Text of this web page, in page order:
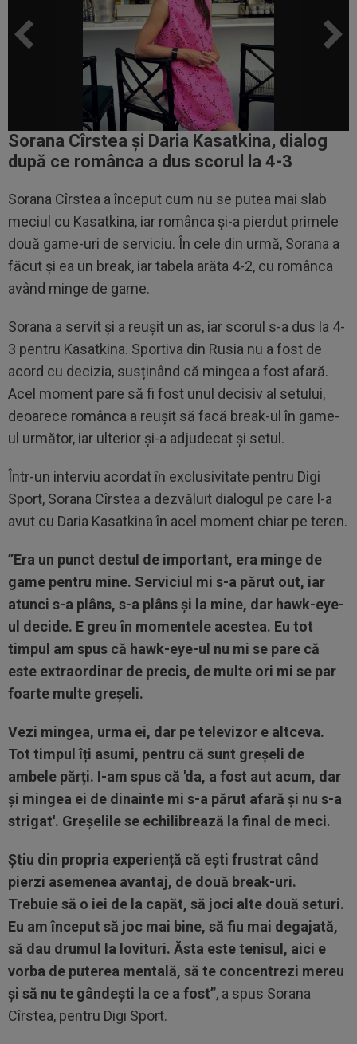
Sorana Cîrstea și Daria Kasatkina, dialog
după ce românca a dus scorul la 4-3
Sorana Cîrstea a început cum nu se putea mai slab
meciul cu Kasatkina, iar românca și-a pierdut primele
două game-uri de serviciu. În cele din urmă, Sorana a
făcut și ea un break, iar tabela arăta 4-2, cu românca
având minge de game.
Sorana a servit și a reușit un as, iar scorul s-a dus la 4-
3 pentru Kasatkina. Sportiva din Rusia nu a fost de
acord cu decizia, susținând că mingea a fost afară.
Acel moment pare să fi fost unul decisiv al setului,
deoarece românca a reușit să facă break-ul în game-
ul următor, iar ulterior și-a adjudecat și setul.
Într-un interviu acordat în exclusivitate pentru Digi
Sport, Sorana Cîrstea a dezvăluit dialogul pe care l-a
avut cu Daria Kasatkina în acel moment chiar pe teren.
”Era un punct destul de important, era minge de
game pentru mine. Serviciul mi s-a părut out, iar
atunci s-a plâns, s-a plâns și la mine, dar hawk-eye-
ul decide. E greu în momentele acestea. Eu tot
timpul am spus că hawk-eye-ul nu mi se pare că
este extraordinar de precis, de multe ori mi se par
foarte multe greșeli.
Vezi mingea, urma ei, dar pe televizor e altceva.
Tot timpul îți asumi, pentru că sunt greșeli de
ambele părți. I-am spus că 'da, a fost aut acum, dar
și mingea ei de dinainte mi s-a părut afară și nu s-a
strigat'. Greșelile se echilibrează la final de meci.
Știu din propria experiență că ești frustrat când
pierzi asemenea avantaj, de două break-uri.
Trebuie să o iei de la capăt, să joci alte două seturi.
Eu am început să joc mai bine, să fiu mai degajată,
să dau drumul la lovituri. Ăsta este tenisul, aici e
vorba de puterea mentală, să te concentrezi mereu
și să nu te gândești la ce a fost”, a spus Sorana
Cîrstea, pentru Digi Sport.